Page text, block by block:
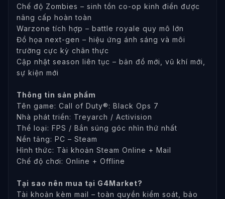
Chế độ Zombies – sinh tồn co-op kinh điển được
nâng cấp hoàn toàn
Warzone tích hợp – battle royale quy mô lớn
Đồ họa next-gen – hiệu ứng ánh sáng và môi
trường cực kỳ chân thực
Cập nhật season liên tục – bản đồ mới, vũ khí mới,
sự kiện mới
Thông tin sản phẩm
Tên game: Call of Duty®: Black Ops 7
Nhà phát triển: Treyarch / Activision
Thể loại: FPS / Bắn súng góc nhìn thứ nhất
Nền tảng: PC – Steam
Hình thức: Tài khoản Steam Online + Mail
Chế độ chơi: Online + Offline
Tại sao nên mua tại G4Market?
Tài khoản kèm mail – toàn quyền kiểm soát, bảo